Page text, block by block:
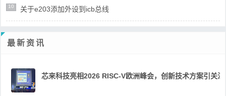
10 关于e203添加外设到icb总线
最新资讯
芯来科技亮相2026 RISC-V欧洲峰会，创新技术方案引关注